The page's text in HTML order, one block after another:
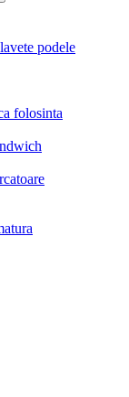
podele
folosinta